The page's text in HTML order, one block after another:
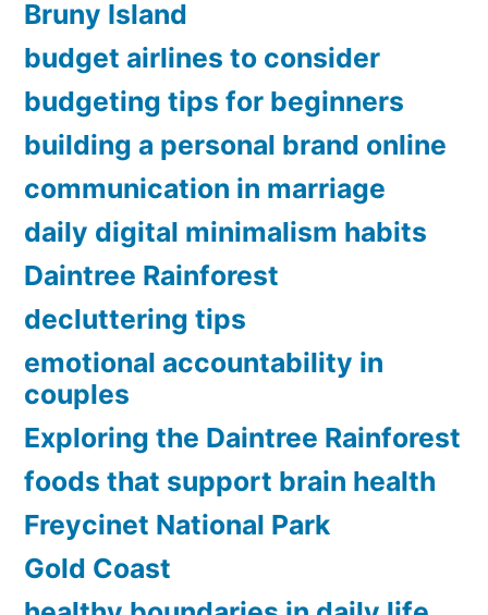
Bruny Island
budget airlines to consider
budgeting tips for beginners
building a personal brand online
communication in marriage
daily digital minimalism habits
Daintree Rainforest
decluttering tips
emotional accountability in
couples
Exploring the Daintree Rainforest
foods that support brain health
Freycinet National Park
Gold Coast